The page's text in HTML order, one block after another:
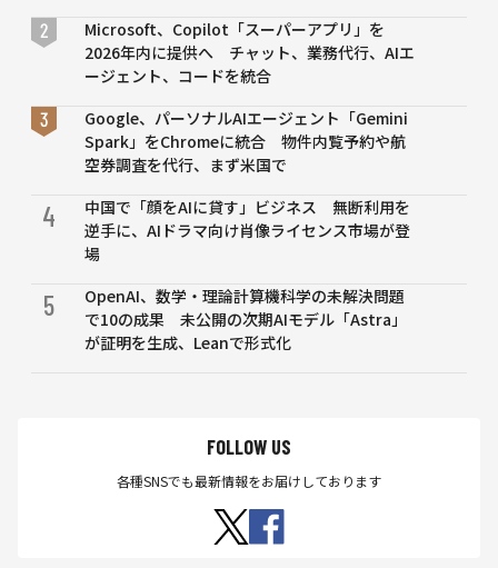
Microsoft、Copilot「スーパーアプリ」を
2026年内に提供へ チャット、業務代行、AIエ
ージェント、コードを統合
Google、パーソナルAIエージェント「Gemini
Spark」をChromeに統合 物件内覧予約や航
空券調査を代行、まず米国で
4
中国で「顔をAIに貸す」ビジネス 無断利用を
逆手に、AIドラマ向け肖像ライセンス市場が登
場
5
OpenAI、数学・理論計算機科学の未解決問題
で10の成果 未公開の次期AIモデル「Astra」
が証明を生成、Leanで形式化
FOLLOW US
各種SNSでも最新情報をお届けしております